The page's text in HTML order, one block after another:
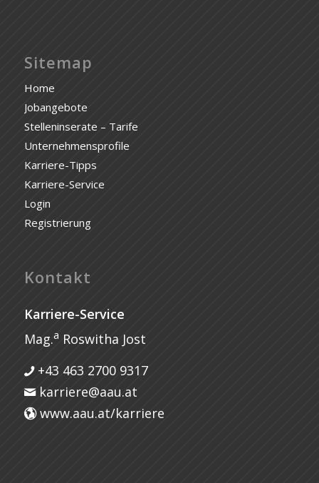
Sitemap
Home
Jobangebote
Stelleninserate – Tarife
Unternehmensprofile
Karriere-Tipps
Karriere-Service
Login
Registrierung
Kontakt
Karriere-Service
Mag.a Roswitha Jost
+43 463 2700 9317
karriere@aau.at
www.aau.at/karriere